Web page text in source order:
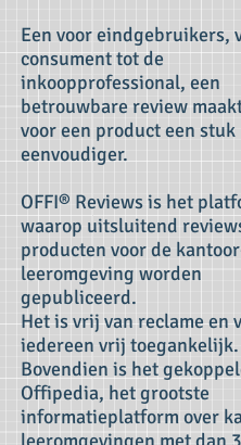
Een voor eindgebruikers,
consument tot de
inkoopprofessional, een
betrouwbare review
voor een product een stuk
eenvoudiger.
OFFI® Reviews is het
waarop uitsluitend
producten voor de
leeromgeving worden
gepubliceerd.
Het is vrij van reclame en
iedereen vrij toegankelijk.
Bovendien is het
Offipedia, het grootste
informatieplatform over